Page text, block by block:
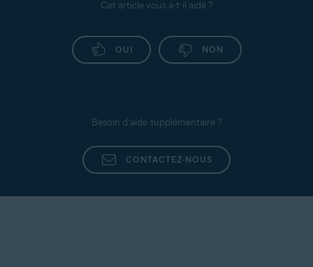
Cet article vous a-t-il aidé ?
OUI NON
Besoin d’aide supplémentaire ?
CONTACTEZ-NOUS